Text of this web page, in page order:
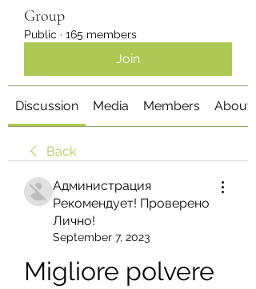
Group
Public · 165 members
Join
Discussion Media Members About
Back
Администрация
Рекомендует! Проверено
Лично!
September 7, 2023
Migliore polvere